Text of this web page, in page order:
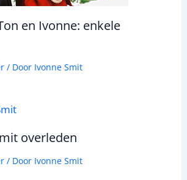
en Ivonne: enkele
/ Door Ivonne Smit
overleden
/ Door Ivonne Smit